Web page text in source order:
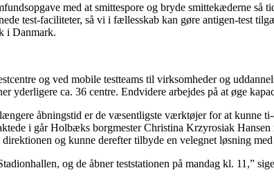
med at smittespore og bryde smittekæderne
test-faciliteter, så vi i fællesskab kan gøre antigen-test
i Danmark.
og ved mobile testteams til virksomheder og
yderligere ca. 36 centre. Endvidere arbejdes på at øge
åbningstid er de væsentligste værktøjer for at kunne
i går Holbæks borgmester Christina Krzyrosiak
og kunne derefter tilbyde en velegnet løsning
og de åbner teststationen på mandag kl. 11,”